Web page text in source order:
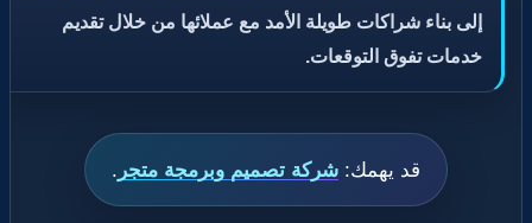
إلى بناء شراكات طويلة الأمد مع عملائها من خلال تقديم
خدمات تفوق التوقعات.
قد يهمك: شركة تصميم وبرمجة متجر .